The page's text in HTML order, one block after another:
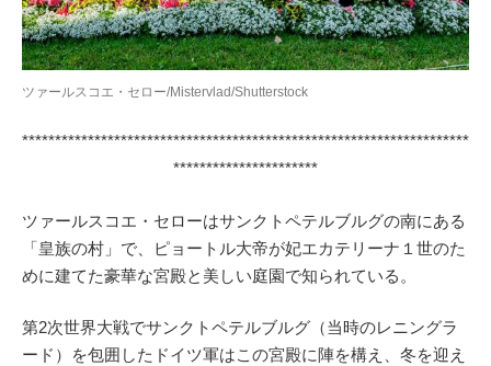
ツァールスコエ・セロー/Mistervlad/Shutterstock
********************************************************************
**********************
ツァールスコエ・セローはサンクトペテルブルグの南にある
「皇族の村」で、ピョートル大帝が妃エカテリーナ１世のた
めに建てた豪華な宮殿と美しい庭園で知られている。
第2次世界大戦でサンクトペテルブルグ（当時のレニングラ
ード）を包囲したドイツ軍はこの宮殿に陣を構え、冬を迎え